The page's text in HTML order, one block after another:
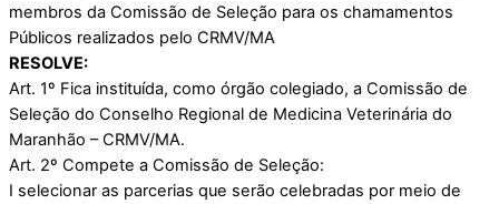
membros da Comissão de Seleção para os chamamentos
Públicos realizados pelo CRMV/MA
RESOLVE:
Art. 1º Fica instituída, como órgão colegiado, a Comissão de
Seleção do Conselho Regional de Medicina Veterinária do
Maranhão – CRMV/MA.
Art. 2º Compete a Comissão de Seleção:
I selecionar as parcerias que serão celebradas por meio de